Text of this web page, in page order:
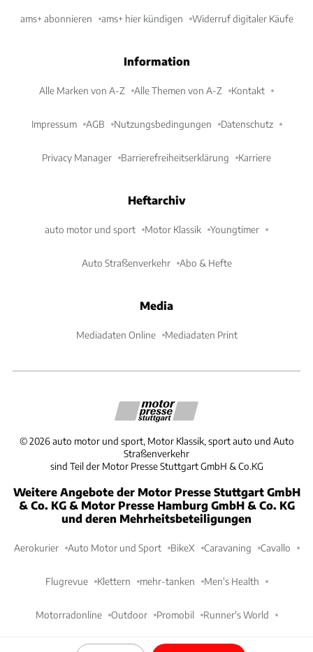
ams+ abonnieren ams+ hier kündigen Widerruf digitaler Käufe
Information
Alle Marken von A-Z Alle Themen von A-Z Kontakt
Impressum AGB Nutzungsbedingungen Datenschutz
Privacy Manager Barrierefreiheitserklärung Karriere
Heftarchiv
auto motor und sport Motor Klassik Youngtimer
Auto Straßenverkehr Abo & Hefte
Media
Mediadaten Online Mediadaten Print
©2026 auto motor und sport, Motor Klassik, sport auto und Auto
Straßenverkehr
sind Teil der Motor Presse Stuttgart GmbH & Co.KG
Weitere Angebote der Motor Presse Stuttgart GmbH
& Co. KG & Motor Presse Hamburg GmbH & Co. KG
und deren Mehrheitsbeteiligungen
Aerokurier Auto Motor und Sport BikeX Caravaning Cavallo
Flugrevue Klettern mehr-tanken Men's Health
Motorradonline Outdoor Promobil Runner's World
Women's Health